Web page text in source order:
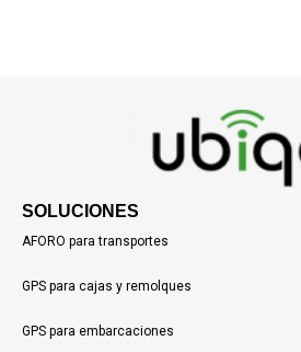
SOLUCIONES
AFORO para transportes
GPS para cajas y remolques
GPS para embarcaciones